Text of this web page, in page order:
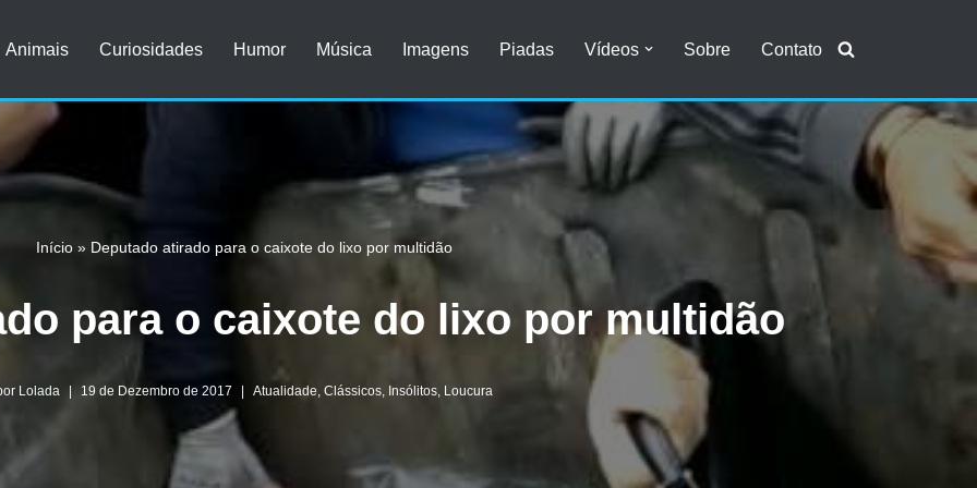
Animais Curiosidades Humor Música Imagens Piadas Vídeos Sobre Contato
Início » Deputado atirado para o caixote do lixo por multidão
para o caixote do lixo por multidão
Lolada 19 de Dezembro de 2017 Atualidade Clássicos Insólitos Loucura